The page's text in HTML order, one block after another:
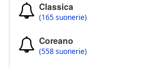
Classica
(165 suonerie)
Coreano
(558 suonerie)